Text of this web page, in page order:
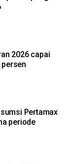
2026 capai
persen
Pertamax
periode